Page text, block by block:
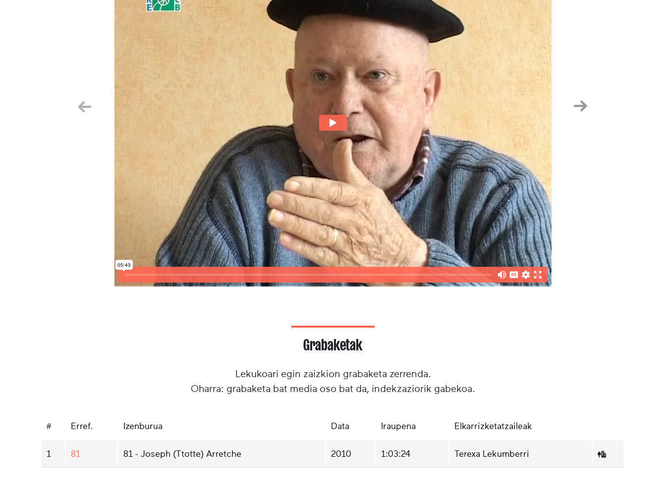
Aurrekoa Hurrengoa
Grabaketak
Lekukoari egin zaizkion grabaketa zerrenda.
Oharra: grabaketa bat media oso bat da, indekzaziorik gabekoa.
# Erref. Izenburua Data Iraupena Elkarrizketatzaileak
1 81 81 - Joseph (Ttotte) Arretche 2010 1:03:24 Terexa Lekumberri